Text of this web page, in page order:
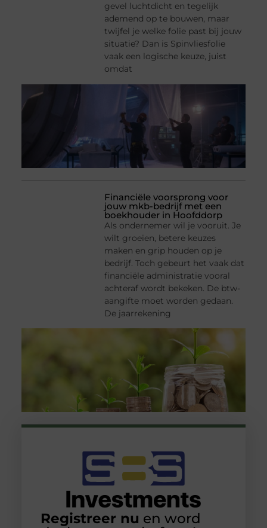
gevel luchtdicht en tegelijk
ademend op te bouwen, maar
twijfel je welke folie past bij jouw
situatie? Dan is Spinvliesfolie
vaak een logische keuze, juist
omdat
Financiële voorsprong voor
jouw mkb-bedrijf met een
boekhouder in Hoofddorp
Als ondernemer wil je vooruit. Je
wilt groeien, betere keuzes
maken en grip houden op je
bedrijf. Toch gebeurt het vaak dat
financiële administratie vooral
achteraf wordt bekeken. De btw-
aangifte moet worden gedaan.
De jaarrekening
Registreer nu en word